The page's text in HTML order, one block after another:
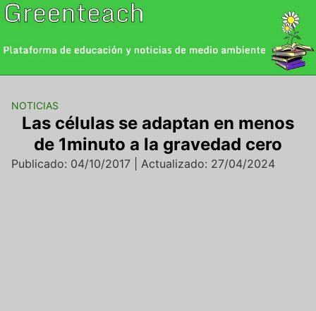
Saltar
al
NOTICIAS
Las células se adaptan en menos
de 1minuto a la gravedad cero
Publicado: 04/10/2017 | Actualizado: 27/04/2024